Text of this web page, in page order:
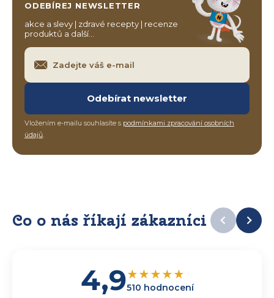
ODEBÍREJ NEWSLETTER
akce a slevy | zdravé recepty | recenze
produktů a další…
Odebírat newsletter
Vložením e-mailu souhlasíte s podmínkami zpracování osobních
údajů.
Co o nás říkají zákazníci
4,9★★★★★
510 hodnocení